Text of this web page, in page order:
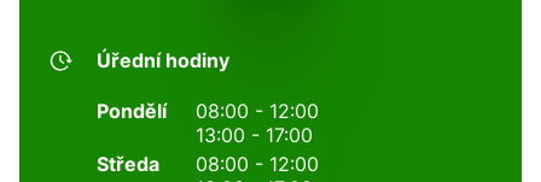
Úřední hodiny
Pondělí
08:00 - 12:00
13:00 - 17:00
Středa
08:00 - 12:00